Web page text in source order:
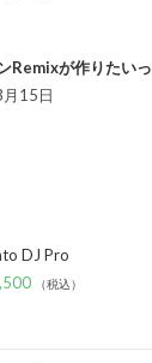
ンRemixが作りたい
15日
DJ Pro
（税込）